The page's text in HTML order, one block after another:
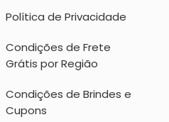
Política de Privacidade
Condições de Frete
Grátis por Região
Condições de Brindes e
Cupons